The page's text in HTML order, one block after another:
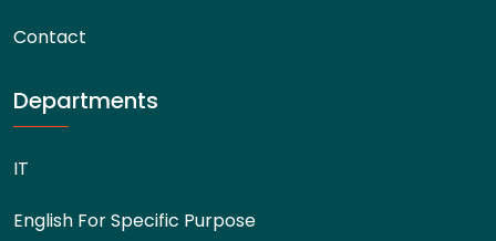
Contact
Departments
IT
English For Specific Purpose